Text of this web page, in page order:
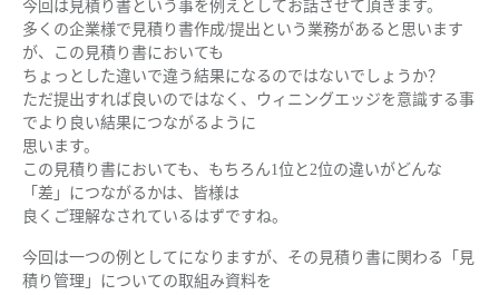
今回は見積り書という事を例えとしてお話させて頂きます。
多くの企業様で見積り書作成/提出という業務があると思います
が、この見積り書においても
ちょっとした違いで違う結果になるのではないでしょうか？
ただ提出すれば良いのではなく、ウィニングエッジを意識する事
でより良い結果につながるように
思います。
この見積り書においても、もちろん1位と2位の違いがどんな
「差」につながるかは、皆様は
良くご理解なされているはずですね。
今回は一つの例としてになりますが、その見積り書に関わる「見
積り管理」についての取組み資料を